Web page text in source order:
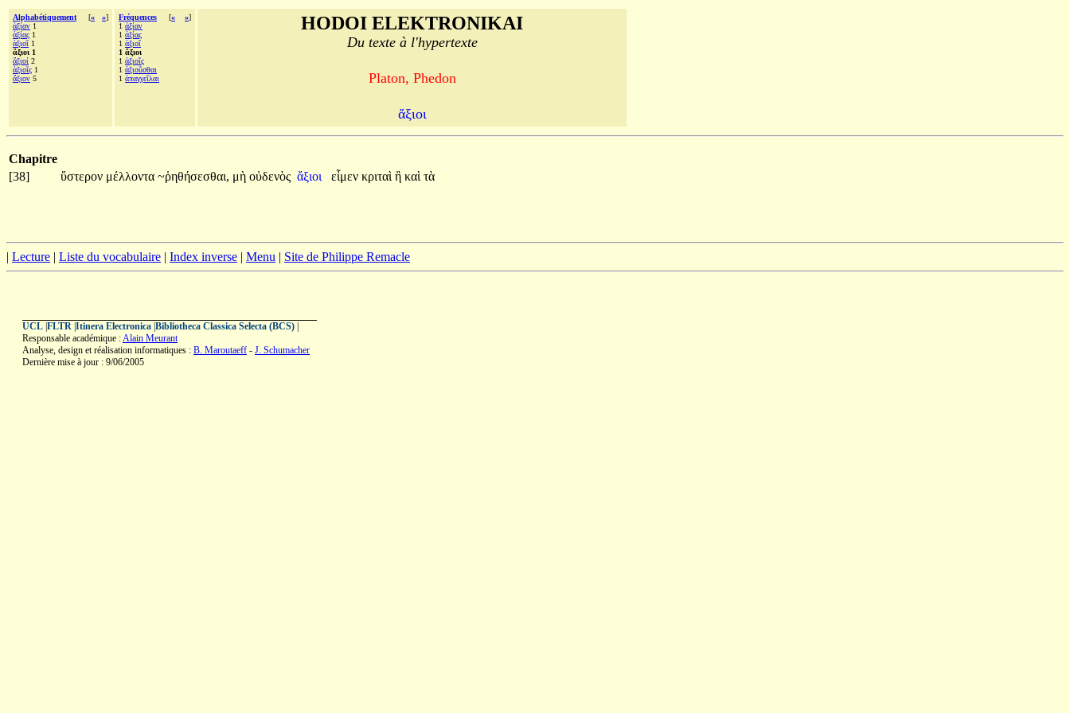
Alphabétiquement [« »]
ἀξίαν 1
ἀξίας 1
ἀξιοῖ 1
ἄξιοι 1
ἄξιοί 2
ἀξιοῖς 1
ἄξιον 5
Fréquences [« »]
1 ἀξίαν
1 ἀξίας
1 ἀξιοῖ
1 ἄξιοι
1 ἀξιοῖς
1 ἀξιοῦσθαι
1 ἀπαγγεῖλαι
HODOI ELEKTRONIKAI
Du texte à l'hypertexte
Platon, Phedon
ἄξιοι
Chapitre
[38]
ὕστερον μέλλοντα ~ῥηθήσεσθαι, μὴ οὐδενὸς ἄξιοι εἶμεν κριταὶ ἢ καὶ τὰ
| Lecture | Liste du vocabulaire | Index inverse | Menu | Site de Philippe Remacle
UCL FLTR Itinera Electronica Bibliotheca Classica Selecta (BCS)
Responsable académique :Alain Meurant
Analyse, design et réalisation informatiques : B. Maroutaeff - J. Schumacher
Dernière mise à jour : 9/06/2005